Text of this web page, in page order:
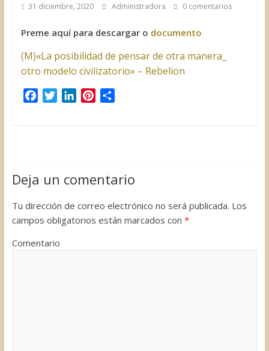
31 diciembre, 2020 Administradora 0 comentarios
Preme aquí para descargar o documento
(M)«La posibilidad de pensar de otra manera_
otro modelo civilizatorio» – Rebelion
o
r
I
e
t
t
r
Deja un comentario
Tu dirección de correo electrónico no será publicada. Los
campos obligatorios están marcados con *
Comentario